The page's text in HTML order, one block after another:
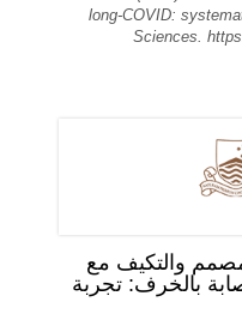
long‑COVID:
Sciences.
والتكيف مع
بالخرف: تجربة